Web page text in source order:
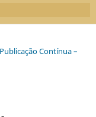
Contínua –